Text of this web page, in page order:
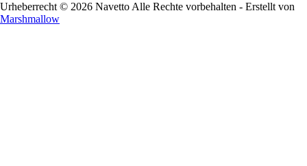
Urheberrecht © 2026 Navetto Alle Rechte vorbehalten - Erstellt von
Marshmallow